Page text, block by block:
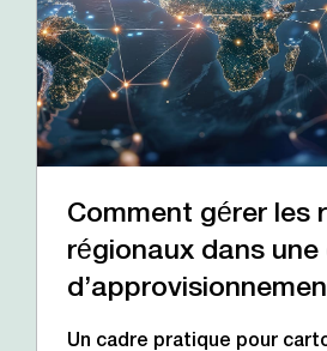
Comment gérer les
régionaux dans une
Un cadre pratique pour